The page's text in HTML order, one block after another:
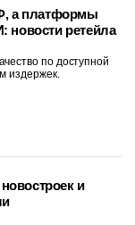
а платформы
новости ретейла
по доступной
издержек.
и